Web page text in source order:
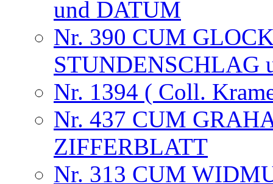
und DATUM
Nr. 390 CUM
STUNDENSCHLAG
Nr. 1394 ( Coll.
Nr. 437 CUM
ZIFFERBLATT
Nr. 313 CUM